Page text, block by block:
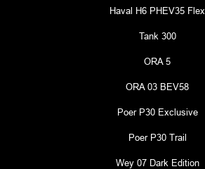
Haval H6 PHEV35 Flex
Tank 300
ORA 5
ORA 03 BEV58
Poer P30 Exclusive
Poer P30 Trail
Wey 07 Dark Edition